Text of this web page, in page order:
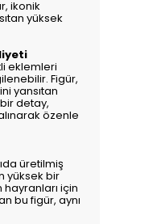
ikonik
yüksek
eklemleri
Figür,
yansıtan
detay,
özenle
üretilmiş
yüksek bir
için
bu figür, aynı